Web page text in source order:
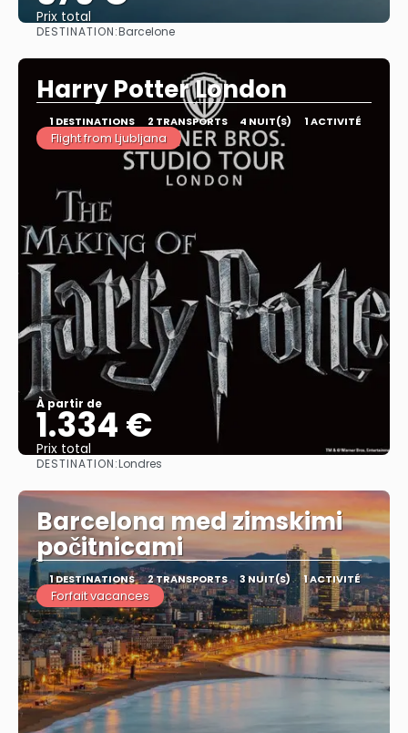
Prix ​​total
DESTINATION:Barcelone
Harry Potter London
1 DESTINATIONS 2 TRANSPORTS 4 NUIT(S) 1 ACTIVITÉ
Flight from Ljubljana
À partir de
1.334 €
Prix ​​total
DESTINATION:Londres
Barcelona med zimskimi
počitnicami
1 DESTINATIONS 2 TRANSPORTS 3 NUIT(S) 1 ACTIVITÉ
Forfait vacances